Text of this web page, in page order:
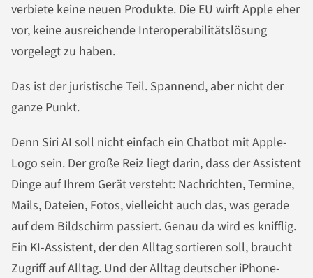
verbiete keine neuen Produkte. Die EU wirft Apple eher
vor, keine ausreichende Interoperabilitätslösung
vorgelegt zu haben.
Das ist der juristische Teil. Spannend, aber nicht der
ganze Punkt.
Denn Siri AI soll nicht einfach ein Chatbot mit Apple-
Logo sein. Der große Reiz liegt darin, dass der Assistent
Dinge auf Ihrem Gerät versteht: Nachrichten, Termine,
Mails, Dateien, Fotos, vielleicht auch das, was gerade
auf dem Bildschirm passiert. Genau da wird es knifflig.
Ein KI-Assistent, der den Alltag sortieren soll, braucht
Zugriff auf Alltag. Und der Alltag deutscher iPhone-